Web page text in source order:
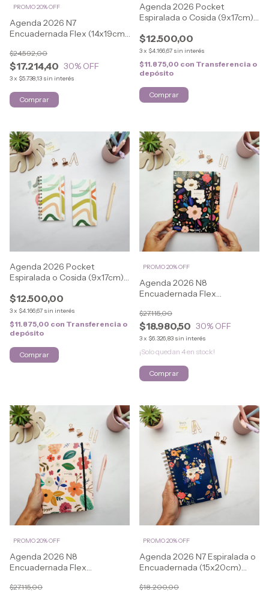
Agenda 2026 N7
Encuadernada Flex (14x19cm)
$17.214,40
$24.592,00
30% OFF
3x $5.738,13 sin interés
PROMO 20% OFF
Comprar
Agenda 2026 Pocket
Espiralada o Cosida (9x17cm)
$12.500,00
3x $4.166,67 sin interés
$11.875,00 con Transferencia o
depósito
Comprar
Agenda 2026 Pocket
Espiralada o Cosida (9x17cm)
$12.500,00
3x $4.166,67 sin interés
$11.875,00 con Transferencia o
depósito
Comprar
Agenda 2026 N8
Encuadernada Flex
$18.980,50
$27.115,00
30% OFF
3x $6.326,83 sin interés
PROMO 20% OFF
¡Solo quedan 4en stock!
Comprar
Agenda 2026 N8
Encuadernada Flex
$27.115,00
PROMO 20% OFF
Agenda 2026 N7 Espiralada o
Encuadernada (15x20cm)
$18.200,00
PROMO 20% OFF